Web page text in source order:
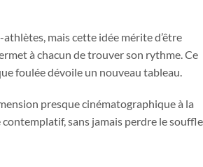
mais cette idée mérite d’être
à chacun de trouver son rythme. Ce
foulée dévoile un nouveau tableau.
presque cinématographique à la
contemplatif, sans jamais perdre le